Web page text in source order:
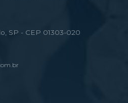
SP - CEP 01303-020